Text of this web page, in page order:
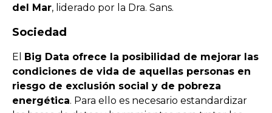
del Mar, liderado por la Dra. Sans.
Sociedad
El Big Data ofrece la posibilidad de mejorar las
condiciones de vida de aquellas personas en
riesgo de exclusión social y de pobreza
energética. Para e llo es necesario estandardizar